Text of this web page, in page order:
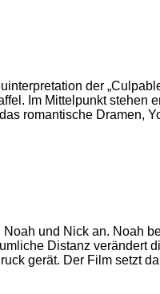
der
Im Mittelpunkt
romantische Dramen,
und Nick an. Noah
Distanz
gerät. Der Film setzt